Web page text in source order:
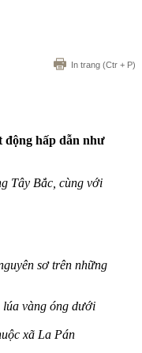
In trang (Ctr + P)
động hấp dẫn như
Tây Bắc, cùng với
sơ trên những
lúa vàng óng dưới
xã La Pán